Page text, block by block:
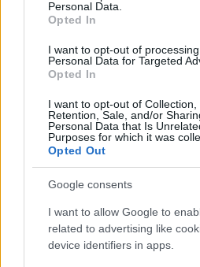
Personal Data.
Opted In
I want to opt-out of
Personal Data for Targeted
Opted In
I want to opt-out of Collection,
Retention, Sale, and/or
Personal Data that Is
Purposes for which it was
Opted Out
Google consents
I want to allow Google to
related to advertising like
device identifiers in apps.
minden nagyobb
lehetőségről.
A Vivendihez tartozó
(UMG) tavaly megvette a
csökkent a bevétele és az
kisebb mennyiségi
euró miatt. A Universal
3,265 milliárd euró volt az
évben, 1,5 százalékkal
korábbinál a digitális
Viszont jól jelezte a
teljes értékesítésen belül a